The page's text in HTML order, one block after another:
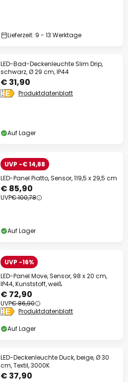
Lieferzeit: 9 - 13 Werktage
LED-Bad-Deckenleuchte Slim Drip,
schwarz, Ø 29 cm, IP44
€ 31,90
Produktdatenblatt
Auf Lager
UVP -€ 14,88
LED-Panel Piatto, Sensor, 119,5 x 29,5 cm
€ 85,90
UVP€ 100,78
Auf Lager
UVP -16%
LED-Panel Move, Sensor, 98 x 20 cm,
IP44, Kunststoff, weiß
€ 72,90
UVP€ 86,90
Produktdatenblatt
Auf Lager
LED-Deckenleuchte Duck, beige, Ø 30
cm, Textil, 3000K
€ 37,90